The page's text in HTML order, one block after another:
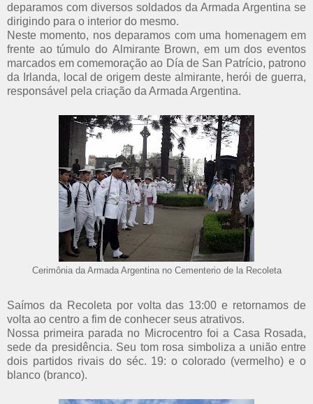
deparamos com diversos soldados da Armada Argentina se
dirigindo para o interior do mesmo.
Neste momento, nos deparamos com uma homenagem em
frente ao túmulo do Almirante Brown, em um dos eventos
marcados em comemoração ao Día de San Patrício, patrono
da Irlanda, local de origem deste almirante, herói de guerra,
responsável pela criação da Armada Argentina.
Cerimônia da Armada Argentina no Cementerio de la Recoleta
Saímos da Recoleta por volta das 13:00 e retornamos de
volta ao centro a fim de conhecer seus atrativos.
Nossa primeira parada no Microcentro foi a Casa Rosada,
sede da presidência. Seu tom rosa simboliza a união entre
dois partidos rivais do séc. 19: o colorado (vermelho) e o
blanco (branco).